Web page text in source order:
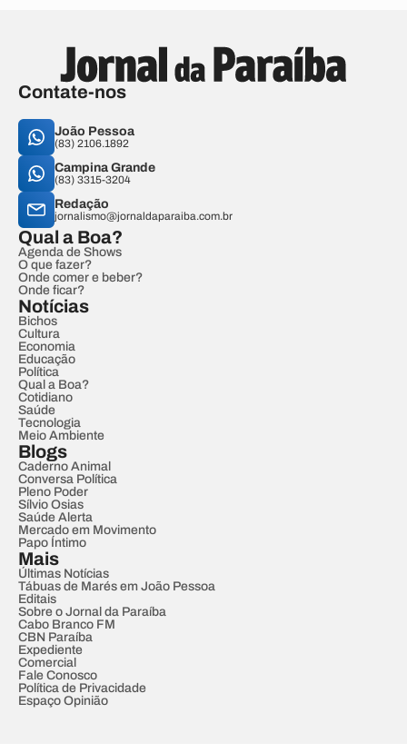
Contate-nos
João Pessoa
(83) 2106.1892
Campina Grande
(83) 3315-3204
Redação
jornalismo@jornaldaparaiba.com.br
Qual a Boa?
Agenda de Shows
O que fazer?
Onde comer e beber?
Onde ficar?
Notícias
Bichos
Cultura
Economia
Educação
Política
Qual a Boa?
Cotidiano
Saúde
Tecnologia
Meio Ambiente
Blogs
Caderno Animal
Conversa Política
Pleno Poder
Sílvio Osias
Saúde Alerta
Mercado em Movimento
Papo Íntimo
Mais
Últimas Notícias
Tábuas de Marés em João Pessoa
Editais
Sobre o Jornal da Paraíba
Cabo Branco FM
CBN Paraíba
Expediente
Comercial
Fale Conosco
Política de Privacidade
Espaço Opinião